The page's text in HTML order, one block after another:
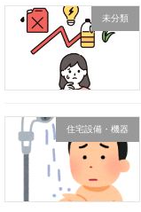
雪国の上越エリ
の家を造っていま
未分類
住宅設備・機器